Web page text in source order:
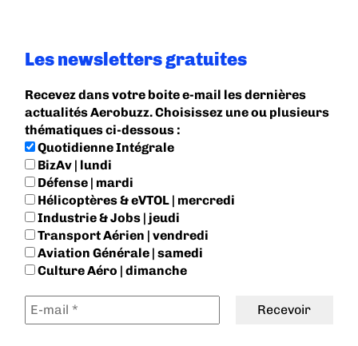
Les newsletters gratuites
Recevez dans votre boite e-mail les dernières
actualités Aerobuzz. Choisissez une ou plusieurs
thématiques ci-dessous :
Quotidienne Intégrale
BizAv | lundi
Défense | mardi
Hélicoptères & eVTOL | mercredi
Industrie & Jobs | jeudi
Transport Aérien | vendredi
Aviation Générale | samedi
Culture Aéro | dimanche